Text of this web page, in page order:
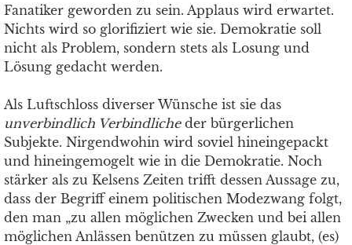
Fanatiker geworden zu sein. Applaus wird erwartet.
Nichts wird so glorifiziert wie sie. Demokratie soll
nicht als Problem, sondern stets als Losung und
Lösung gedacht werden.
Als Luftschloss diverser Wünsche ist sie das
unverbindlich Verbindlicheder bürgerlichen
Subjekte. Nirgendwohin wird soviel hineingepackt
und hineingemogelt wie in die Demokratie. Noch
stärker als zu Kelsens Zeiten trifft dessen Aussage zu,
dass der Begriff einem politischen Modezwang folgt,
den man „zu allen möglichen Zwecken und bei allen
möglichen Anlässen benützen zu müssen glaubt, (es)